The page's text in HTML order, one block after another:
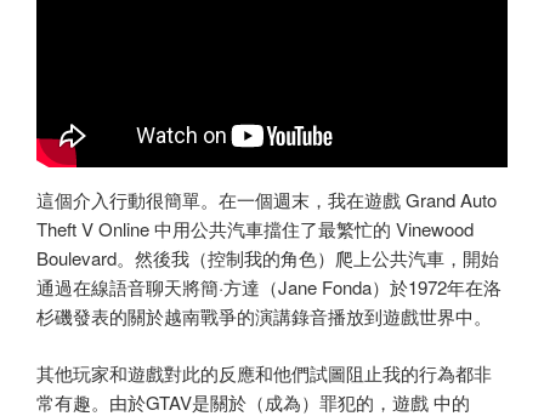
這個介入行動很簡單。在一個週末，我在遊戲 Grand Auto
Theft V Online 中用公共汽車擋住了最繁忙的 Vinewood
Boulevard。然後我（控制我的角色）爬上公共汽車，開始
通過在線語音聊天將簡·方達（Jane Fonda）於1972年在洛
杉磯發表的關於越南戰爭的演講錄音播放到遊戲世界中。
其他玩家和遊戲對此的反應和他們試圖阻止我的行為都非
常有趣。由於GTAV是關於（成為）罪犯的，遊戲 中的